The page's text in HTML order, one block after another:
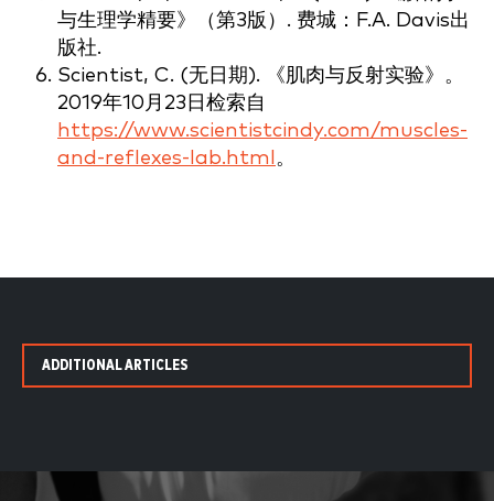
与生理学精要》（第3版）. 费城：F.A. Davis出
版社.
Scientist, C. (无日期). 《肌肉与反射实验》。
2019年10月23日检索自
https://www.scientistcindy.com/muscles-
and-reflexes-lab.html 。
ADDITIONAL ARTICLES